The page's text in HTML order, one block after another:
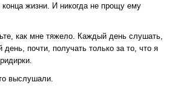
конца жизни. И никогда не прощу ему
как мне тяжело. Каждый день слушать,
почти, получать только за то, что я
выслушали.